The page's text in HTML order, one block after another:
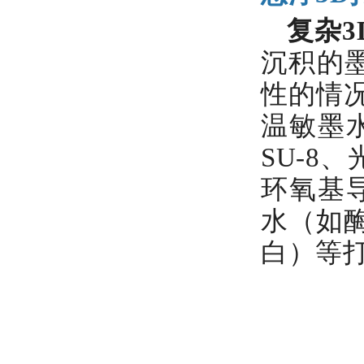
复杂
沉积的
性的情
温敏墨
SU-8、
环氧基
水（如
白）等